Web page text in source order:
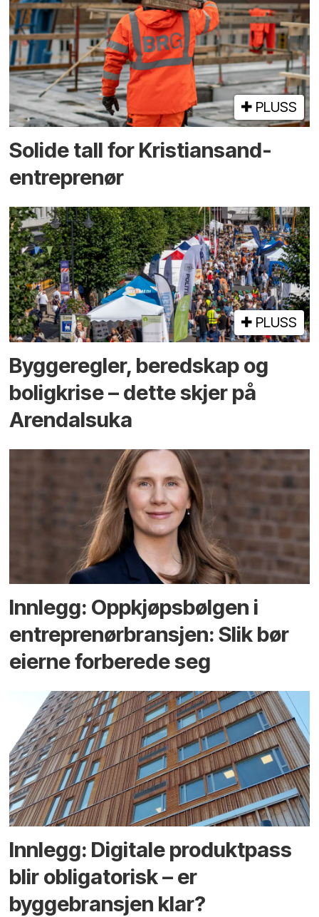
PLUSS
Solide tall for Kristiansand-
entreprenør
PLUSS
Bygge­regler, beredskap og
bolig­krise – dette skjer på
Arendals­uka
Innlegg: Oppkjøps­bølgen i
entreprenør­bransjen: Slik bør
eierne forberede seg
Innlegg: Digitale produktpass
blir obligatorisk – er
byggebransjen klar?